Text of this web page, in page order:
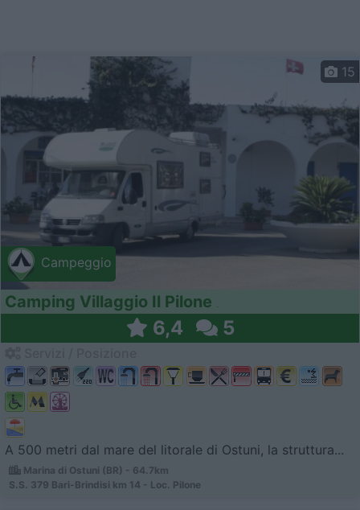
Campeggio
15
Camping Villaggio Il Pilone
6,4 5
A 500 metri dal mare del litorale di Ostuni, la struttura...
Marina di Ostuni (BR) - 64.7km
S.S. 379 Bari-Brindisi km 14 - Loc. Pilone